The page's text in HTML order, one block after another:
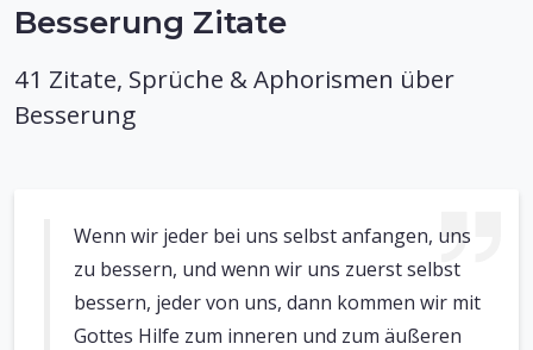
Besserung Zitate
41 Zitate, Sprüche & Aphorismen über
Besserung
Wenn wir jeder bei uns selbst anfangen, uns
zu bessern, und wenn wir uns zuerst selbst
bessern, jeder von uns, dann kommen wir mit
Gottes Hilfe zum inneren und zum äußeren